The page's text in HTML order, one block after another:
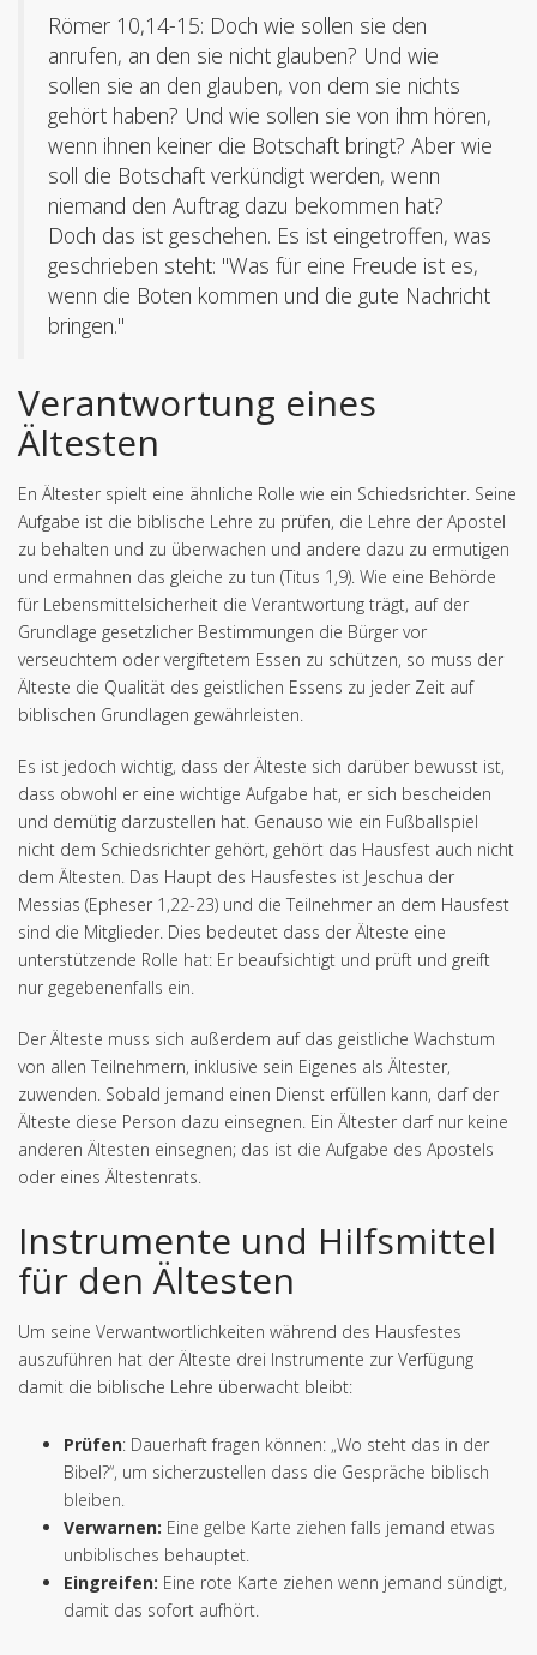
Römer 10,14-15: Doch wie sollen sie den
anrufen, an den sie nicht glauben? Und wie
sollen sie an den glauben, von dem sie nichts
gehört haben? Und wie sollen sie von ihm hören,
wenn ihnen keiner die Botschaft bringt? Aber wie
soll die Botschaft verkündigt werden, wenn
niemand den Auftrag dazu bekommen hat?
Doch das ist geschehen. Es ist eingetroffen, was
geschrieben steht: "Was für eine Freude ist es,
wenn die Boten kommen und die gute Nachricht
bringen."
Verantwortung eines
Ältesten
En Ältester spielt eine ähnliche Rolle wie ein Schiedsrichter. Seine
Aufgabe ist die biblische Lehre zu prüfen, die Lehre der Apostel
zu behalten und zu überwachen und andere dazu zu ermutigen
und ermahnen das gleiche zu tun (Titus 1,9). Wie eine Behörde
für Lebensmittelsicherheit die Verantwortung trägt, auf der
Grundlage gesetzlicher Bestimmungen die Bürger vor
verseuchtem oder vergiftetem Essen zu schützen, so muss der
Älteste die Qualität des geistlichen Essens zu jeder Zeit auf
biblischen Grundlagen gewährleisten.
Es ist jedoch wichtig, dass der Älteste sich darüber bewusst ist,
dass obwohl er eine wichtige Aufgabe hat, er sich bescheiden
und demütig darzustellen hat. Genauso wie ein Fußballspiel
nicht dem Schiedsrichter gehört, gehört das Hausfest auch nicht
dem Ältesten. Das Haupt des Hausfestes ist Jeschua der
Messias (Epheser 1,22-23) und die Teilnehmer an dem Hausfest
sind die Mitglieder. Dies bedeutet dass der Älteste eine
unterstützende Rolle hat: Er beaufsichtigt und prüft und greift
nur gegebenenfalls ein.
Der Älteste muss sich außerdem auf das geistliche Wachstum
von allen Teilnehmern, inklusive sein Eigenes als Ältester,
zuwenden. Sobald jemand einen Dienst erfüllen kann, darf der
Älteste diese Person dazu einsegnen. Ein Ältester darf nur keine
anderen Ältesten einsegnen; das ist die Aufgabe des Apostels
oder eines Ältestenrats.
Instrumente und Hilfsmittel
für den Ältesten
Um seine Verwantwortlichkeiten während des Hausfestes
auszuführen hat der Älteste drei Instrumente zur Verfügung
damit die biblische Lehre überwacht bleibt:
Prüfen: Dauerhaft fragen können: „Wo steht das in der
Bibel?“, um sicherzustellen dass die Gespräche biblisch
bleiben.
Verwarnen: Eine gelbe Karte ziehen falls jemand etwas
unbiblisches behauptet.
Eingreifen: Eine rote Karte ziehen wenn jemand sündigt,
damit das sofort aufhört.